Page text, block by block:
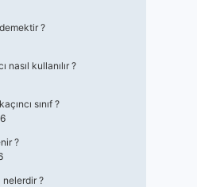
?
nasıl kullanılır ?
sınıf ?
?
nelerdir ?